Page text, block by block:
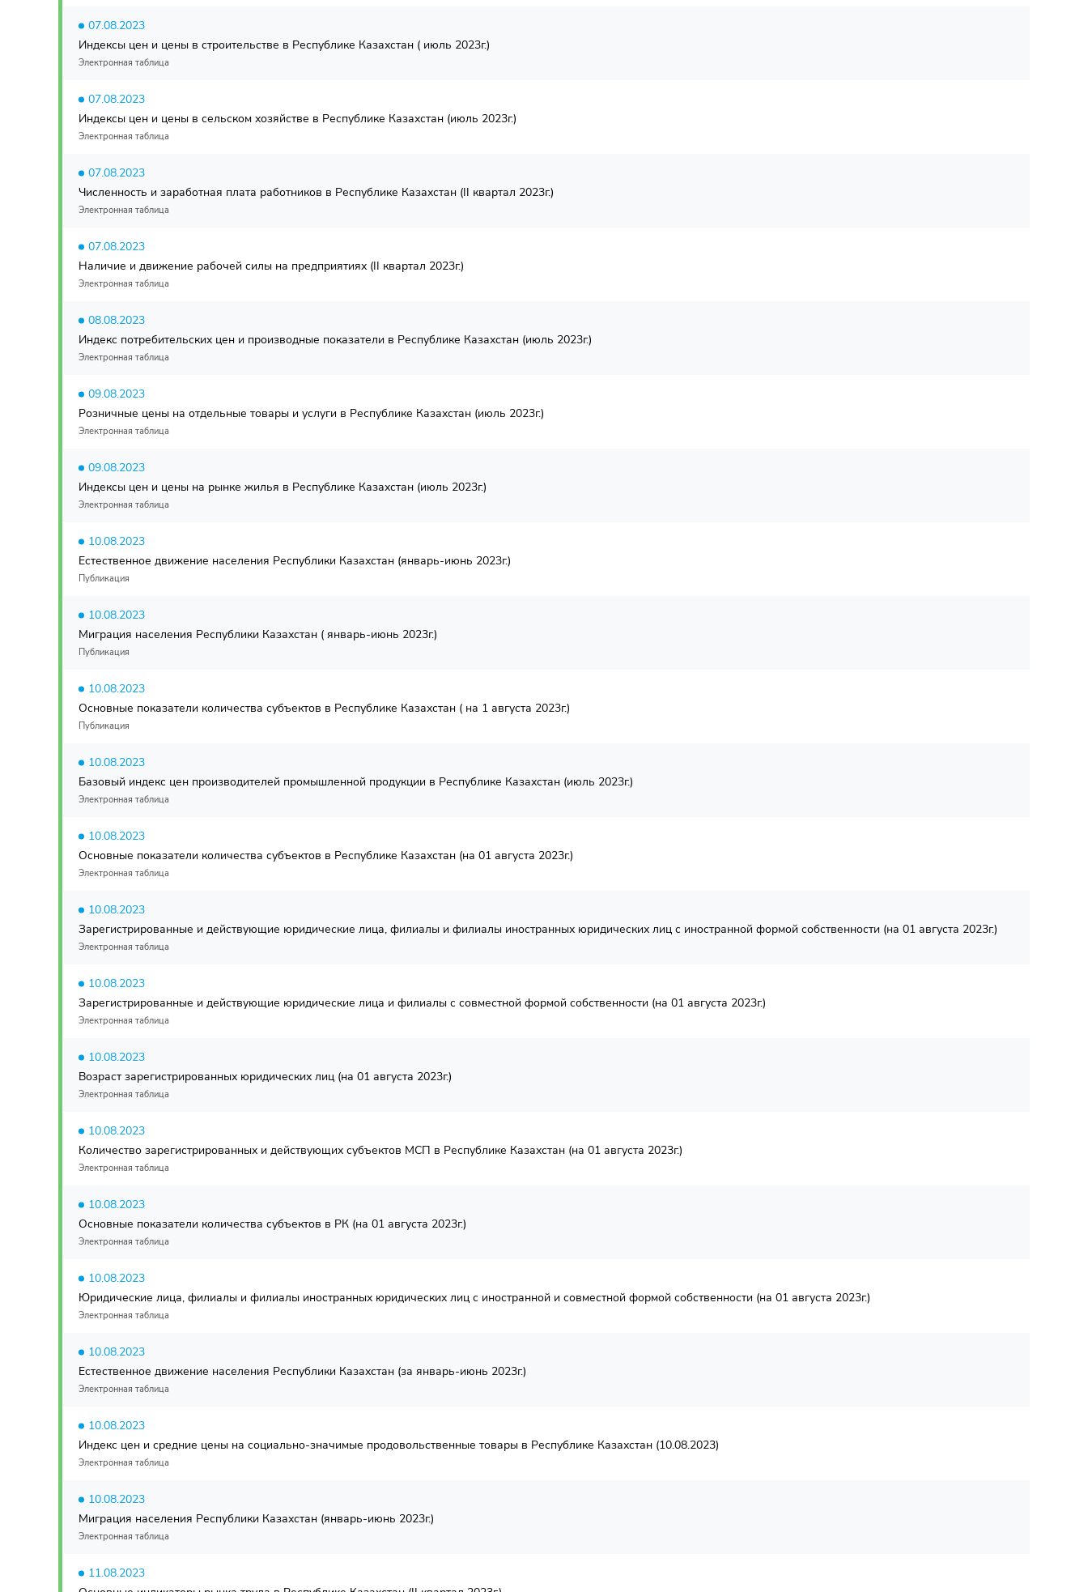
07.08.2023
Индексы цен и цены в строительстве в Республике Казахстан ( июль 2023г.)
Электронная таблица
07.08.2023
Индексы цен и цены в сельском хозяйстве в Республике Казахстан (июль 2023г.)
Электронная таблица
07.08.2023
Численность и заработная плата работников в Республике Казахстан (II квартал 2023г.)
Электронная таблица
07.08.2023
Наличие и движение рабочей силы на предприятиях (II квартал 2023г.)
Электронная таблица
08.08.2023
Индекс потребительских цен и производные показатели в Республике Казахстан (июль 2023г.)
Электронная таблица
09.08.2023
Розничные цены на отдельные товары и услуги в Республике Казахстан (июль 2023г.)
Электронная таблица
09.08.2023
Индексы цен и цены на рынке жилья в Республике Казахстан (июль 2023г.)
Электронная таблица
10.08.2023
Естественное движение населения Республики Казахстан (январь-июнь 2023г.)
Публикация
10.08.2023
Миграция населения Республики Казахстан ( январь-июнь 2023г.)
Публикация
10.08.2023
Основные показатели количества субъектов в Республике Казахстан ( на 1 августа 2023г.)
Публикация
10.08.2023
Базовый индекс цен производителей промышленной продукции в Республике Казахстан (июль 2023г.)
Электронная таблица
10.08.2023
Основные показатели количества субъектов в Республике Казахстан (на 01 августа 2023г.)
Электронная таблица
10.08.2023
Зарегистрированные и действующие юридические лица, филиалы и филиалы иностранных юридических лиц с иностранной формой собственности (на 01 августа 2023г.)
Электронная таблица
10.08.2023
Зарегистрированные и действующие юридические лица и филиалы с совместной формой собственности (на 01 августа 2023г.)
Электронная таблица
10.08.2023
Возраст зарегистрированных юридических лиц (на 01 августа 2023г.)
Электронная таблица
10.08.2023
Количество зарегистрированных и действующих субъектов МСП в Республике Казахстан (на 01 августа 2023г.)
Электронная таблица
10.08.2023
Основные показатели количества субъектов в РК (на 01 августа 2023г.)
Электронная таблица
10.08.2023
Юридические лица, филиалы и филиалы иностранных юридических лиц с иностранной и совместной формой собственности (на 01 августа 2023г.)
Электронная таблица
10.08.2023
Естественное движение населения Республики Казахстан (за январь-июнь 2023г.)
Электронная таблица
10.08.2023
Индекс цен и средние цены на социально-значимые продовольственные товары в Республике Казахстан (10.08.2023)
Электронная таблица
10.08.2023
Миграция населения Республики Казахстан (январь-июнь 2023г.)
Электронная таблица
11.08.2023